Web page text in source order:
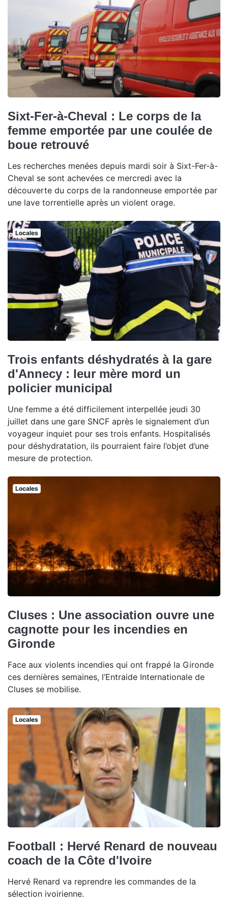
Sixt-Fer-à-Cheval : Le corps de la
femme emportée par une coulée de
boue retrouvé
Les recherches menées depuis mardi soir à Sixt-Fer-à-
Cheval se sont achevées ce mercredi avec la
découverte du corps de la randonneuse emportée par
une lave torrentielle après un violent orage.
Locales
Trois enfants déshydratés à la gare
d'Annecy : leur mère mord un
policier municipal
Une femme a été difficilement interpellée jeudi 30
juillet dans une gare SNCF après le signalement d’un
voyageur inquiet pour ses trois enfants. Hospitalisés
pour déshydratation, ils pourraient faire l’objet d’une
mesure de protection.
Locales
Cluses : Une association ouvre une
cagnotte pour les incendies en
Gironde
Face aux violents incendies qui ont frappé la Gironde
ces dernières semaines, l’Entraide Internationale de
Cluses se mobilise.
Locales
Football : Hervé Renard de nouveau
coach de la Côte d'Ivoire
Hervé Renard va reprendre les commandes de la
sélection ivoirienne.